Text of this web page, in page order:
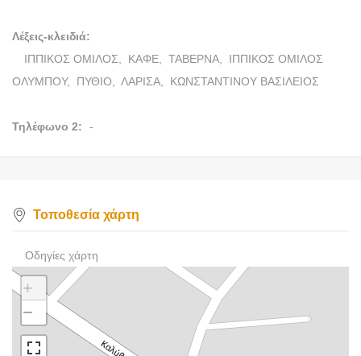
Λέξεις-κλειδιά:
ΙΠΠΙΚΟΣ ΟΜΙΛΟΣ,
ΚΑΦΕ, ΤΑΒΕΡΝΑ,
ΙΠΠΙΚΟΣ ΟΜΙΛΟΣ
ΟΛΥΜΠΟΥ,
ΠΥΘΙΟ, ΛΑΡΙΣΑ, ΚΩΝΣΤΑΝΤΙΝΟΥ ΒΑΣΙΛΕΙΟΣ
Τηλέφωνο 2: -
Τοποθεσία χάρτη
Οδηγίες χάρτη
+
−